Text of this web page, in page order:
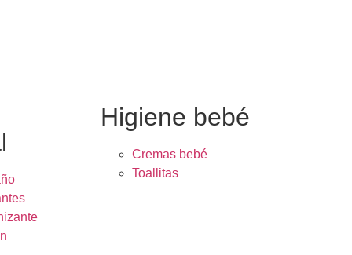
Higiene bebé
Cremas bebé
Toallitas